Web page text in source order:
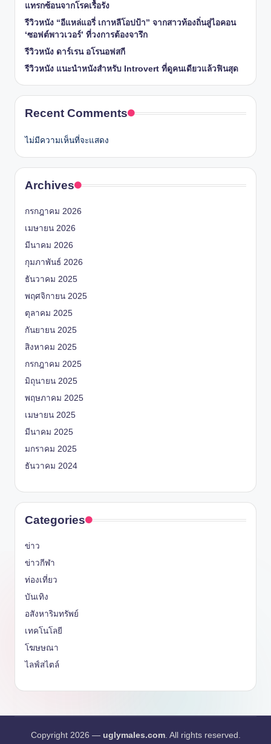
แทรกซ้อนจากโรคเรื้อรัง
รีวิวหนัง “อีแหล่แอรี่ เกาหลีโอปป้า” จากสาวท้องถิ่นสู่ไอคอน
‘ซอฟต์พาวเวอร์’ ที่วงการต้องจารึก
รีวิวหนัง ดาร์เรน อโรนอฟสกี
รีวิวหนัง แนะนำหนังสำหรับ Introvert ที่ดูคนเดียวแล้วฟินสุด
Recent Comments
ไม่มีความเห็นที่จะแสดง
Archives
กรกฎาคม 2026
เมษายน 2026
มีนาคม 2026
กุมภาพันธ์ 2026
ธันวาคม 2025
พฤศจิกายน 2025
ตุลาคม 2025
กันยายน 2025
สิงหาคม 2025
กรกฎาคม 2025
มิถุนายน 2025
พฤษภาคม 2025
เมษายน 2025
มีนาคม 2025
มกราคม 2025
ธันวาคม 2024
Categories
ข่าว
ข่าวกีฬา
ท่องเที่ยว
บันเทิง
อสังหาริมทรัพย์
เทคโนโลยี
โฆษษณา
ไลฟ์สไตล์
Copyright 2026 — uglymales.com. All rights reserved.